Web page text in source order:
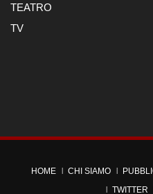
TEATRO
TV
HOME CHI SIAMO
TWITTER